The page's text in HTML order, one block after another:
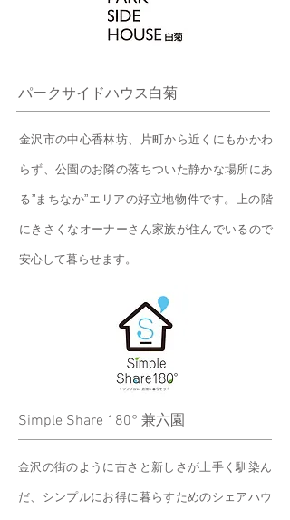
パークサイドハウス白菊​
金沢市の中心香林坊、片町から近くにもかかわ
らず、公園のお隣の落ちついた静かな場所にあ
る”まちなか”エリアの好立地物件です。上の階
にきさくなオーナーさん家族が住んでいるので
安心して暮らせます。
Simple Share 180° 兼六園
金沢の街のように古さと新しさが上手く馴染ん
だ、シンプルにお得に暮らすためのシェアハウ